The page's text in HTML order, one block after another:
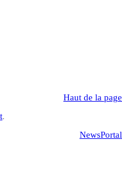
Haut de la page
NewsPortal